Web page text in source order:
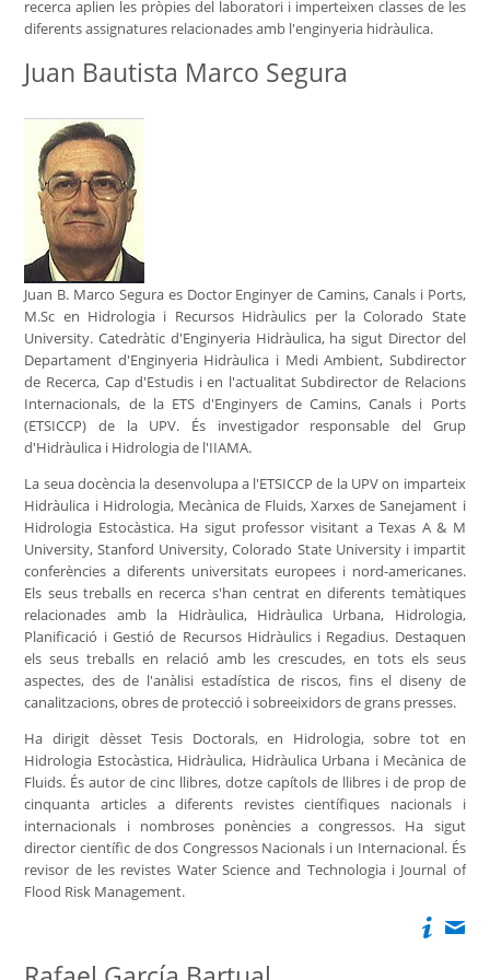
recerca aplien les pròpies del laboratori i imperteixen classes de les
diferents assignatures relacionades amb l'enginyeria hidràulica.
Juan Bautista Marco Segura
Juan B. Marco Segura es Doctor Enginyer de Camins, Canals i Ports,
M.Sc en Hidrologia i Recursos Hidràulics per la Colorado State
University. Catedràtic d'Enginyeria Hidràulica, ha sigut Director del
Departament d'Enginyeria Hidràulica i Medi Ambient, Subdirector
de Recerca, Cap d'Estudis i en l'actualitat Subdirector de Relacions
Internacionals, de la ETS d'Enginyers de Camins, Canals i Ports
(ETSICCP) de la UPV. És investigador responsable del Grup
d'Hidràulica i Hidrologia de l'IIAMA.
La seua docència la desenvolupa a l'ETSICCP de la UPV on imparteix
Hidràulica i Hidrologia, Mecànica de Fluids, Xarxes de Sanejament i
Hidrologia Estocàstica. Ha sigut professor visitant a Texas A & M
University, Stanford University, Colorado State University i impartit
conferències a diferents universitats europees i nord-americanes.
Els seus treballs en recerca s'han centrat en diferents temàtiques
relacionades amb la Hidràulica, Hidràulica Urbana, Hidrologia,
Planificació i Gestió de Recursos Hidràulics i Regadius. Destaquen
els seus treballs en relació amb les crescudes, en tots els seus
aspectes, des de l'anàlisi estadística de riscos, fins el diseny de
canalitzacions, obres de protecció i sobreeixidors de grans presses.
Ha dirigit dèsset Tesis Doctorals, en Hidrologia, sobre tot en
Hidrologia Estocàstica, Hidràulica, Hidràulica Urbana i Mecànica de
Fluids. És autor de cinc llibres, dotze capítols de llibres i de prop de
cinquanta articles a diferents revistes científiques nacionals i
internacionals i nombroses ponències a congressos. Ha sigut
director científic de dos Congressos Nacionals i un Internacional. És
revisor de les revistes Water Science and Technologia i Journal of
Flood Risk Management.